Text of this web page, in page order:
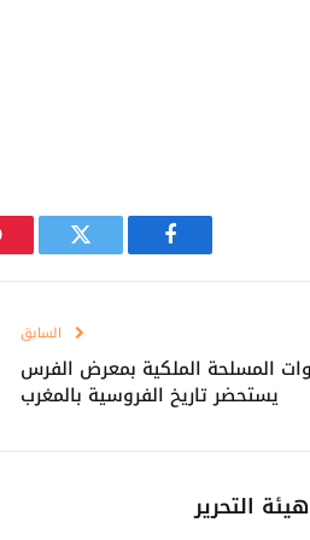
فيسبوك تويتر
السابق
المسلحة الملكية بمعرض الفرس
يستحضر تاريخ الفروسية بالمغرب
هيئة التحرير